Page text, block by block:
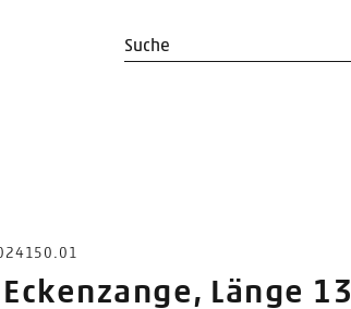
Eckenzange, Länge 13